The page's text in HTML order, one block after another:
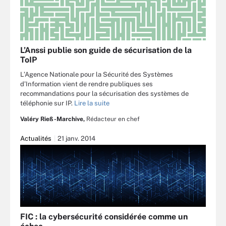
L’Anssi publie son guide de sécurisation de la
ToIP
L’Agence Nationale pour la Sécurité des Systèmes
d’Information vient de rendre publiques ses
recommandations pour la sécurisation des systèmes de
téléphonie sur IP. Lire la suite
Valéry Rieß-Marchive, Rédacteur en chef
Actualités 21 janv. 2014
FIC : la cybersécurité considérée comme un